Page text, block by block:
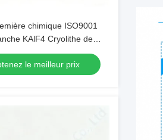
chimique ISO9001
KAlF4 Cryolithe de
pour l'optimisation des
métalliques
le meilleur prix